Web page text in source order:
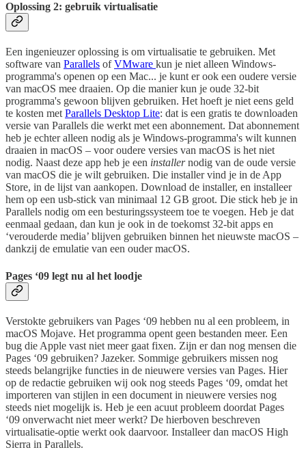
Oplossing 2: gebruik virtualisatie
Een ingenieuzer oplossing is om virtualisatie te gebruiken. Met
software van Parallels ofVMware kun je niet alleen Windows-
programma's openen op een Mac... je kunt er ook een oudere versie
van macOS mee draaien. Op die manier kun je oude 32-bit
programma's gewoon blijven gebruiken. Het hoeft je niet eens geld
te kosten met Parallels Desktop Lite: dat is een gratis te downloaden
versie van Parallels die werkt met een abonnement. Dat abonnement
heb je echter alleen nodig als je Windows-programma's wilt kunnen
draaien in macOS – voor oudere versies van macOS is het niet
nodig. Naast deze app heb je een installernodig van de oude versie
van macOS die je wilt gebruiken. Die installer vind je in de App
Store, in de lijst van aankopen. Download de installer, en installeer
hem op een usb-stick van minimaal 12 GB groot. Die stick heb je in
Parallels nodig om een besturingssysteem toe te voegen. Heb je dat
eenmaal gedaan, dan kun je ook in de toekomst 32-bit apps en
‘verouderde media’ blijven gebruiken binnen het nieuwste macOS –
dankzij de emulatie van een ouder macOS.
Pages ‘09 legt nu al het loodje
Verstokte gebruikers van Pages ‘09 hebben nu al een probleem, in
macOS Mojave. Het programma opent geen bestanden meer. Een
bug die Apple vast niet meer gaat fixen. Zijn er dan nog mensen die
Pages ‘09 gebruiken? Jazeker. Sommige gebruikers missen nog
steeds belangrijke functies in de nieuwere versies van Pages. Hier
op de redactie gebruiken wij ook nog steeds Pages ‘09, omdat het
importeren van stijlen in een document in nieuwere versies nog
steeds niet mogelijk is. Heb je een acuut probleem doordat Pages
‘09 onverwacht niet meer werkt? De hierboven beschreven
virtualisatie-optie werkt ook daarvoor. Installeer dan macOS High
Sierra in Parallels.